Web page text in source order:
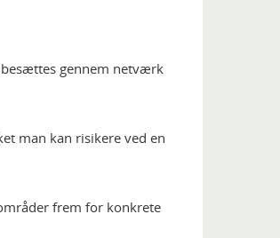
gennem netværk
man kan risikere ved en
frem for konkrete